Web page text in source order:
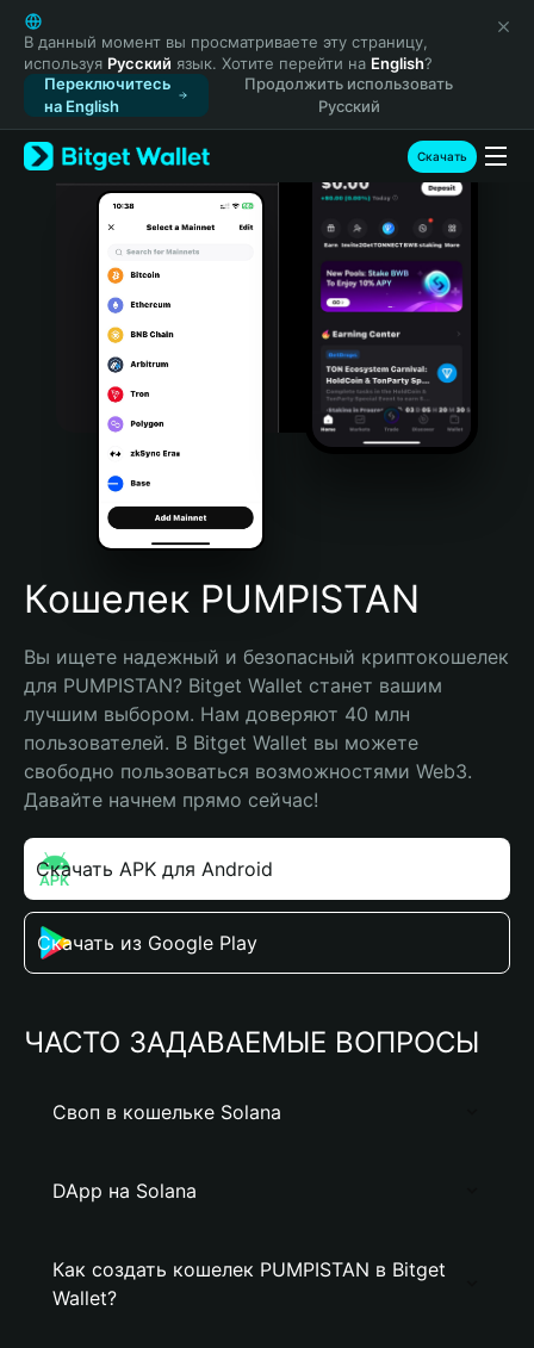
English
日本語
Tiếng Việt
Русский
Español (Latinoamérica)
Türkçe
Italiano
Português (Portugal)
Bahasa Indonesia
Português (Brasil)
Español (Argentina)
В данный момент вы просматриваете эту страницу,
используя Русский язык. Хотите перейти на English?
Переключитесь
на English
Продолжить использовать
Русский
Скачать
Кошелек PUMPISTAN
Вы ищете надежный и безопасный криптокошелек
для PUMPISTAN? Bitget Wallet станет вашим
лучшим выбором. Нам доверяют 40 млн
пользователей. В Bitget Wallet вы можете
свободно пользоваться возможностями Web3.
Давайте начнем прямо сейчас!
Скачать APK для Android
Скачать из Google Play
ЧАСТО ЗАДАВАЕМЫЕ ВОПРОСЫ
Своп в кошельке Solana
DApp на Solana
Как создать кошелек PUMPISTAN в Bitget
Wallet?